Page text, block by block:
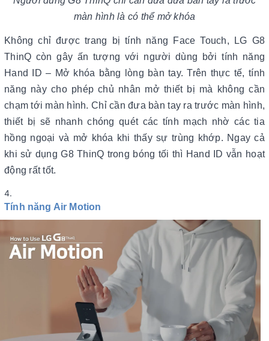
màn hình là có thể mở khóa
Không chỉ được trang bị tính năng Face Touch, LG G8
ThinQ còn gây ấn tượng với người dùng bởi tính năng
Hand ID – Mở khóa bằng lòng bàn tay. Trên thực tế, tính
năng này cho phép chủ nhân mở thiết bị mà không cần
chạm tới màn hình. Chỉ cần đưa bàn tay ra trước màn hình,
thiết bị sẽ nhanh chóng quét các tính mạch nhờ các tia
hồng ngoại và mở khóa khi thấy sự trùng khớp. Ngay cả
khi sử dụng G8 ThinQ trong bóng tối thì Hand ID vẫn hoạt
động rất tốt.
Tính năng Air Motion